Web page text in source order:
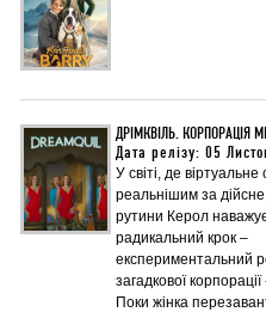
ДРІМКВІЛЬ. КОРПОРАЦІЯ
Дата релізу: 05
У світі, де віртуальне
реальнішим за
рутини Керол
радикальний крок –
експериментальний
загадкової
Поки жінка